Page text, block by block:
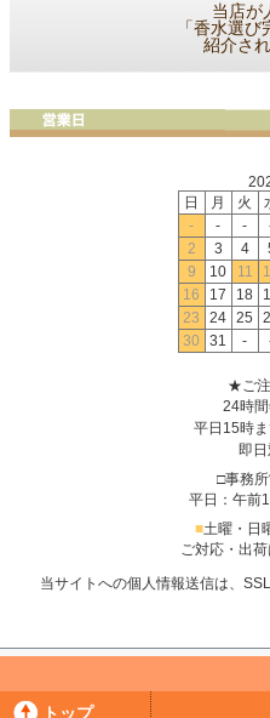
当店が
「香水選
紹介さ
日
月 火
-
- -
2
3 4
9
10 11
16
17 18
23
24 25
30
31 -
★ご
24時
平日15時
即日
□事務
平日：午前
■土曜・日
ご対応・出荷
当サイトへの個人情報送信は、
トップ